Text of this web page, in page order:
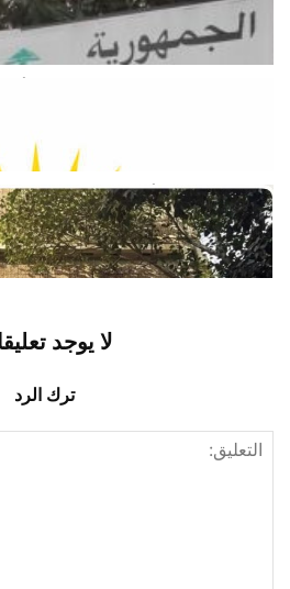
ولا داعي للهلع
اخبار محلية أغسطس 9, 2026
نقابة موظفي «أوجيرو»: الإضراب
«الخيار الأخير
اخبار محلية أغسطس 9, 2026
لا يوجد
ترك الرد